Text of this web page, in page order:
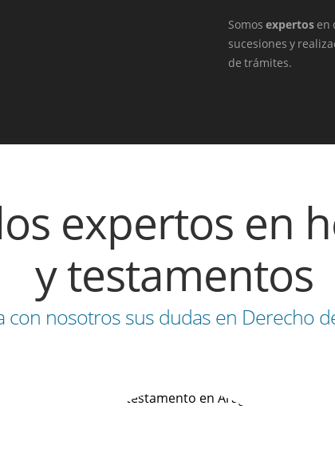
Somosexpertos en
sucesiones y
de trámites.
expertos en
y testamentos
con nosotros sus dudas en Derecho